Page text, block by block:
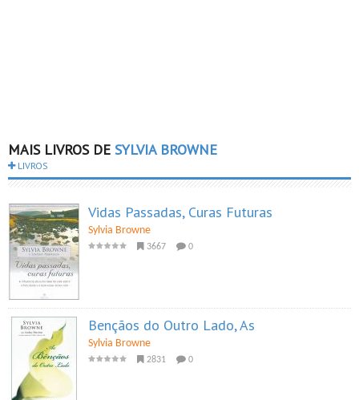
MAIS LIVROS DE SYLVIA BROWNE
LIVROS
Vidas Passadas, Curas Futuras
Sylvia Browne
3667 0
Bençãos do Outro Lado, As
Sylvia Browne
2831 0